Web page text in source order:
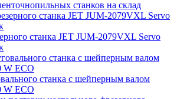
станков на склад
станка JET JUM-2079VXL Servo
станка с шейперным валом
W ECO